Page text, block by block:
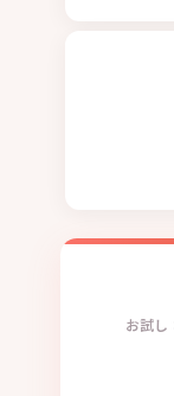
お試し